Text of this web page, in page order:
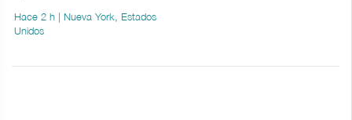
Hace 2 h | Nueva York, Estados
Unidos